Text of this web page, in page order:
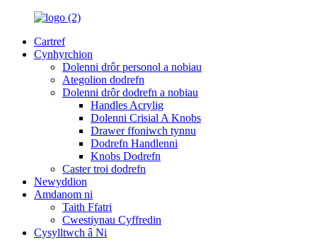
Cartref
Cynhyrchion
Dolenni drôr personol a nobiau
Ategolion dodrefn
Dolenni drôr dodrefn a nobiau
Handles Acrylig
Dolenni Crisial A Knobs
Drawer ffoniwch tynnu
Dodrefn Handlenni
Knobs Dodrefn
Caster troi dodrefn
Newyddion
Amdanom ni
Taith Ffatri
Cwestiynau Cyffredin
Cysylltwch â Ni